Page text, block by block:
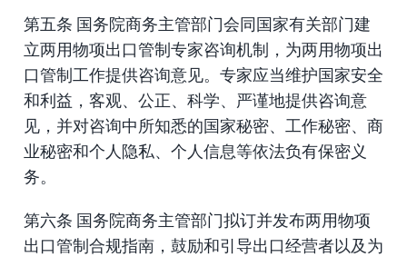
第五条 国务院商务主管部门会同国家有关部门建
立两用物项出口管制专家咨询机制，为两用物项出
口管制工作提供咨询意见。专家应当维护国家安全
和利益，客观、公正、科学、严谨地提供咨询意
见，并对咨询中所知悉的国家秘密、工作秘密、商
业秘密和个人隐私、个人信息等依法负有保密义
务。
第六条 国务院商务主管部门拟订并发布两用物项
出口管制合规指南，鼓励和引导出口经营者以及为